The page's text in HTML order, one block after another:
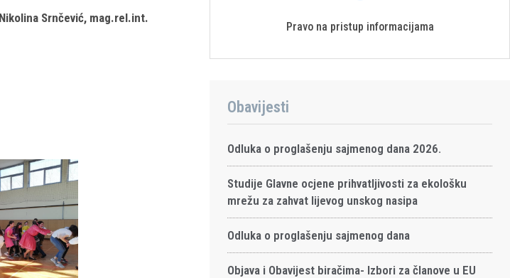
Nikolina Srnčević, mag.rel.int.
Pravo na pristup informacijama
Obavijesti
Odluka o proglašenju sajmenog dana 2026.
Studije Glavne ocjene prihvatljivosti za ekološku
mrežu za zahvat lijevog unskog nasipa
Odluka o proglašenju sajmenog dana
Objava i Obavijest biračima- Izbori za članove u EU